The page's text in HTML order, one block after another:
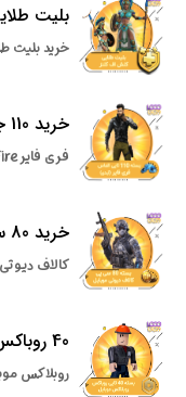
بلیت
خرید بلیت
خرید 110 جم فری فایر با آیدی
فری فایر Free Fire
خرید 80 سی پی کالاف دیوتی موبایل
کالاف
40 روباکس بازی روبلاکس
روبلاکس